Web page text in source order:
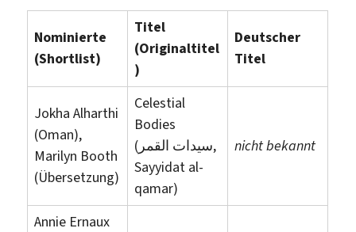
Nominierte
(Shortlist)
Titel
(Originaltitel
)
Deutscher
Titel
Jokha Alharthi
(Oman),
Marilyn Booth
(Übersetzung)
Celestial
Bodies
(سيدات القمر,
Sayyidat al-
qamar)
nicht bekannt
Annie Ernaux